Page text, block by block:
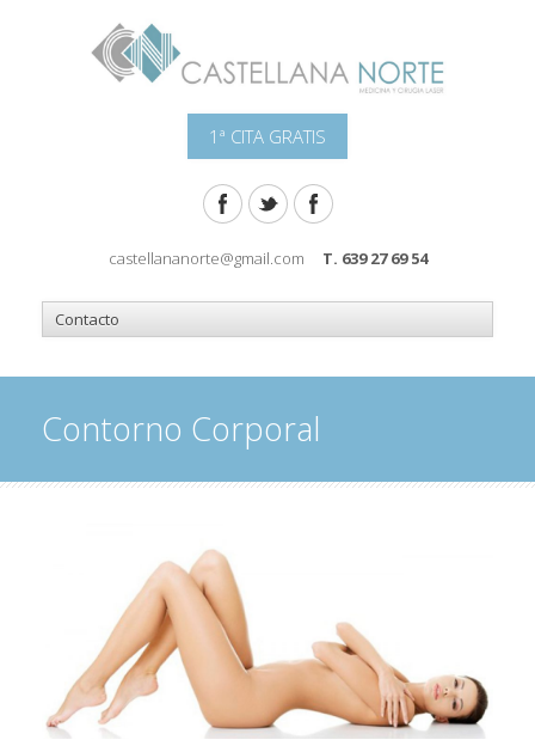
1ª CITA GRATIS
castellananorte@gmail.com T. 639 27 69 54
Contorno Corporal